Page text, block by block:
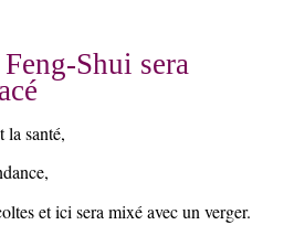
Shui sera
la santé,
et ici sera mixé avec un verger.